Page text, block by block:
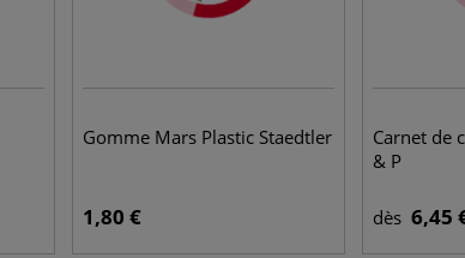
Gomme Mars Plastic Staedtler
1,80 €
Carnet de
& P
dès 6,45